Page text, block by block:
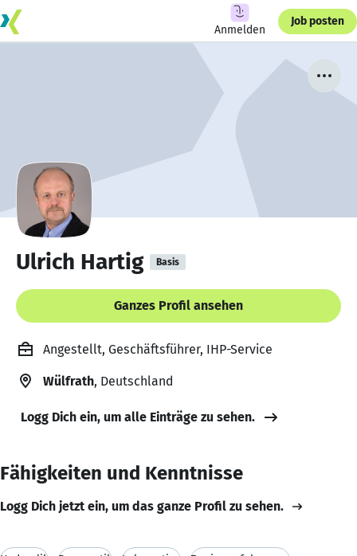
Anmelden
Job posten
Ulrich Hartig Basis
Ganzes Profil ansehen
Angestellt, Geschäftsführer, IHP-Service
Wülfrath, Deutschland
Logg Dich ein, um alle Einträge zu sehen.
Fähigkeiten und Kenntnisse
Logg Dich jetzt ein, um das ganze Profil zu sehen.